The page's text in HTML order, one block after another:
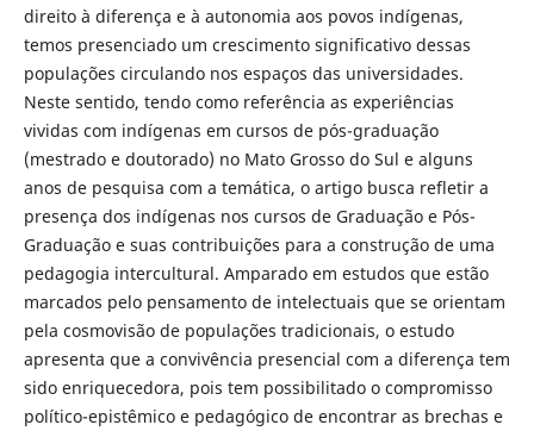
direito à diferença e à autonomia aos povos indígenas,
temos presenciado um crescimento significativo dessas
populações circulando nos espaços das universidades.
Neste sentido, tendo como referência as experiências
vividas com indígenas em cursos de pós-graduação
(mestrado e doutorado) no Mato Grosso do Sul e alguns
anos de pesquisa com a temática, o artigo busca refletir a
presença dos indígenas nos cursos de Graduação e Pós-
Graduação e suas contribuições para a construção de uma
pedagogia intercultural. Amparado em estudos que estão
marcados pelo pensamento de intelectuais que se orientam
pela cosmovisão de populações tradicionais, o estudo
apresenta que a convivência presencial com a diferença tem
sido enriquecedora, pois tem possibilitado o compromisso
político-epistêmico e pedagógico de encontrar as brechas e